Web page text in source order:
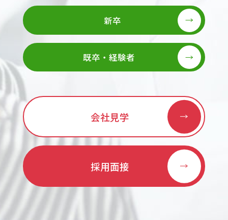
新卒
既卒・経験者
会社見学
採用面接